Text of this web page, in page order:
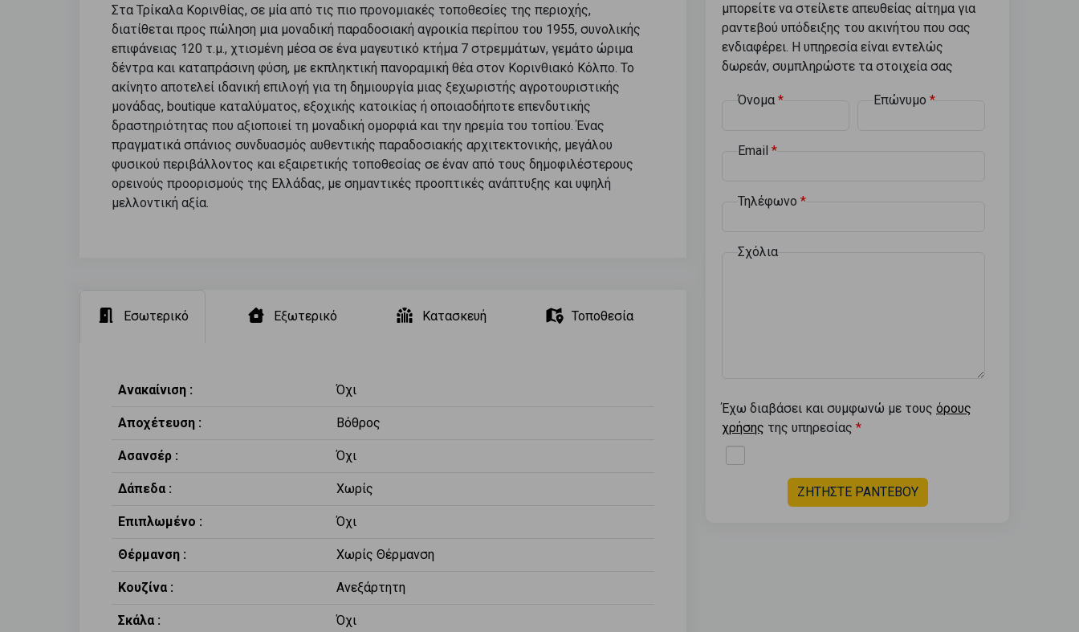
Στα Τρίκαλα Κορινθίας, σε μία από τις πιο προνομιακές τοποθεσίες της περιοχής,
διατίθεται προς πώληση μια μοναδική παραδοσιακή αγροικία περίπου του 1955, συνολικής
επιφάνειας 120 τ.μ., χτισμένη μέσα σε ένα μαγευτικό κτήμα 7 στρεμμάτων, γεμάτο ώριμα
δέντρα και καταπράσινη φύση, με εκπληκτική πανοραμική θέα στον Κορινθιακό Κόλπο. Το
ακίνητο αποτελεί ιδανική επιλογή για τη δημιουργία μιας ξεχωριστής αγροτουριστικής
μονάδας, boutique καταλύματος, εξοχικής κατοικίας ή οποιασδήποτε επενδυτικής
δραστηριότητας που αξιοποιεί τη μοναδική ομορφιά και την ηρεμία του τοπίου. Ένας
πραγματικά σπάνιος συνδυασμός αυθεντικής παραδοσιακής αρχιτεκτονικής, μεγάλου
φυσικού περιβάλλοντος και εξαιρετικής τοποθεσίας σε έναν από τους δημοφιλέστερους
ορεινούς προορισμούς της Ελλάδας, με σημαντικές προοπτικές ανάπτυξης και υψηλή
μελλοντική αξία.
μπορείτε να στείλετε απευθείας αίτημα για
ραντεβού υπόδειξης του ακινήτου που σας
ενδιαφέρει. Η υπηρεσία είναι εντελώς
δωρεάν, συμπληρώστε τα στοιχεία σας
Όνομα Επώνυμο
Email
Τηλέφωνο
Σχόλια
Έχω διαβάσει και συμφωνώ με τους όρους
χρήσης της υπηρεσίας
ΖΗΤΗΣΤΕ ΡΑΝΤΕΒΟΥ
Εσωτερικό Εξωτερικό Κατασκευή Τοποθεσία
Ανακαίνιση : Όχι
Αποχέτευση : Βόθρος
Ασανσέρ : Όχι
Δάπεδα : Χωρίς
Επιπλωμένο : Όχι
Θέρμανση : Χωρίς Θέρμανση
Κουζίνα : Ανεξάρτητη
Σκάλα : Όχι